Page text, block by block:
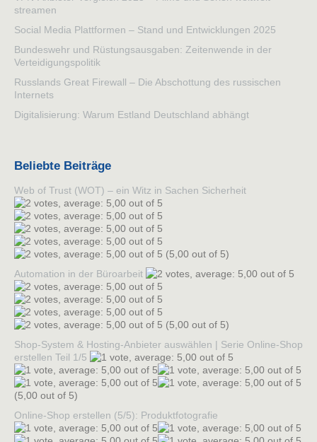
streamen
Social Media Plattformen – Stand und Entwicklungen 2025
Bundeswehr und Rüstungsausgaben: Zeitenwende in der
Verteidigungspolitik
Russlands Great Firewall – Die Abschottung des russischen
Internets
Digitalisierung: Warum Estland Deutschland abhängt
Beliebte Beiträge
Web of Trust (WOT) – ein Witz in Sachen Sicherheit
(5,00 out of 5)
Automation in der Büroarbeit
(5,00 out of 5)
Shop-System & Hosting-Anbieter auswählen | Serie Online-Shop
erstellen Teil 1/5
(5,00 out of 5)
Online-Shop erstellen (5/5): Produktfotografie